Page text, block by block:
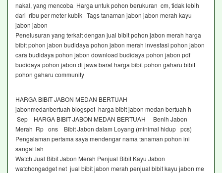
nakal, yang mencoba Harga untuk pohon berukuran cm, tidak lebih
dari ribu per meter kubik Tags tanaman jabon jabon merah kayu
jabon jabon
Penelusuran yang terkait dengan jual bibit pohon jabon merah harga
bibit pohon jabon budidaya pohon jabon merah investasi pohon jabon
cara budidaya pohon jabon download budidaya pohon jabon pdf
budidaya pohon jabon di jawa barat harga bibit pohon gaharu bibit
pohon gaharu community
HARGA BIBIT JABON MEDAN BERTUAH
jabonmedanbertuah blogspot harga bibit jabon medan bertuah h
Sep HARGA BIBIT JABON MEDAN BERTUAH Benih Jabon
Merah Rp ons Bibit Jabon dalam Loyang (minimal hidup pcs)
Pengalaman pertama saya mendengar nama tanaman pohon ini
sangat lah
Watch Jual Bibit Jabon Merah Penjual Bibit Kayu Jabon
watchongadget net jual bibit jabon merah penjual bibit kayu jabon me